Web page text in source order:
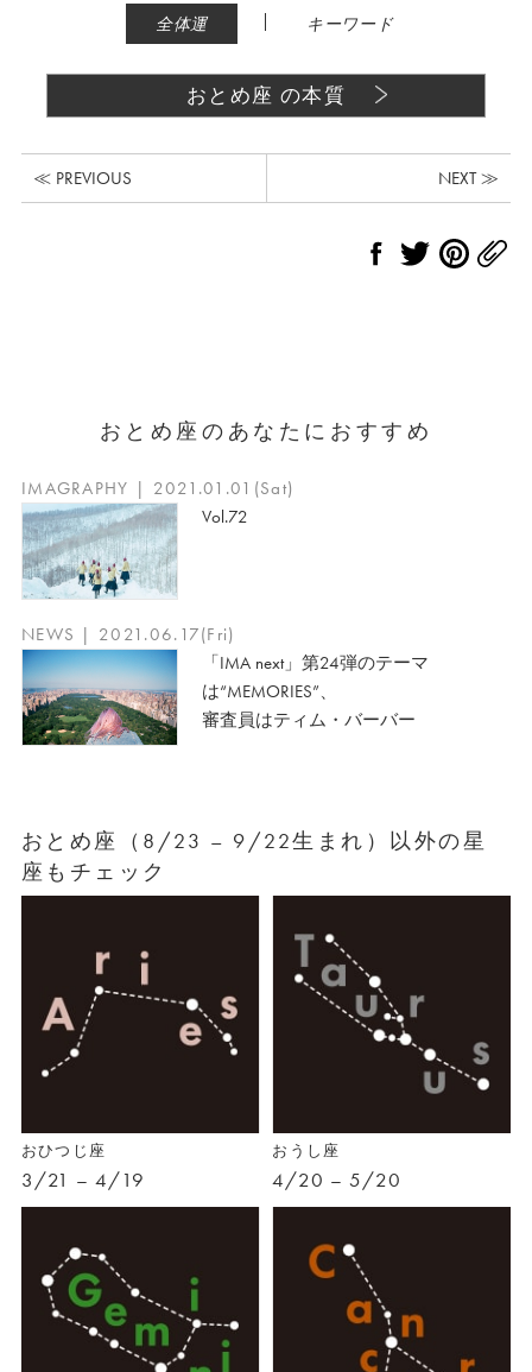
全体運 | キーワード
おとめ座 の本質
≪ PREVIOUS NEXT ≫
おとめ座のあなたにおすすめ
IMAGRAPHY | 2021.01.01(Sat)
Vol.72
NEWS | 2021.06.17(Fri)
「IMA next」第24弾のテーマ
は“MEMORIES”、
審査員はティム・バーバー
おとめ座（8/23 – 9/22生まれ）以外の星
座もチェック
おひつじ座
3/21 – 4/19
おうし座
4/20 – 5/20